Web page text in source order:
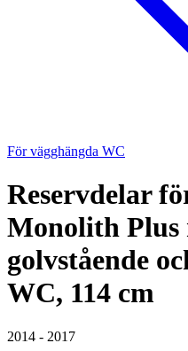
För vägghängda WC
Reservdelar
Monolith Plus
golvstående
WC, 114 cm
2014 - 2017